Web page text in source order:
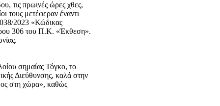
τις πρωινές ώρες χθες,
τους μετέφεραν έναντι
2023 «Κώδικας
306 του Π.Κ. «Έκθεση».
σημαίας Τόγκο, το
Διεύθυνσης, καλά στην
στη χώρα», καθώς